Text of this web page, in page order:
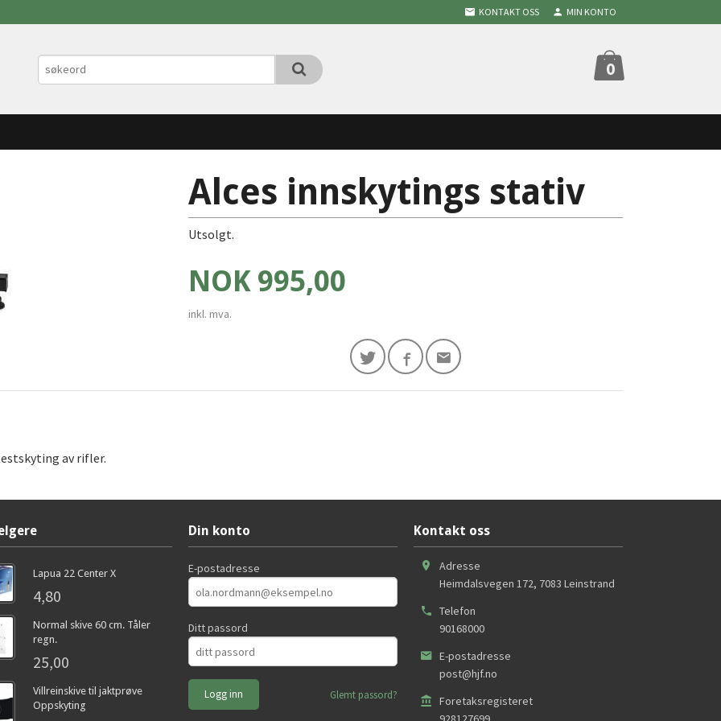
KONTAKT OSS MIN KONTO
0
Alces innskytings stativ
Utsolgt.
Pris
NOK 995,00
inkl. mva.
av rifler.
Lapua 22 Center X
4,80
Normal skive 60 cm. Tåler
regn.
25,00
Villreinskive til jaktprøve
Oppskyting
Din konto
E-postadresse
Ditt passord
Glemt passord?
Kontakt oss
Adresse
Heimdalsvegen 172, 7083 Leinstrand
Telefon
90168000
E-postadresse
post@hjf.no
Foretaksregisteret